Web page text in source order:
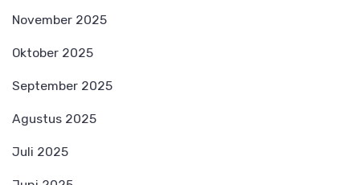
November 2025
Oktober 2025
September 2025
Agustus 2025
Juli 2025